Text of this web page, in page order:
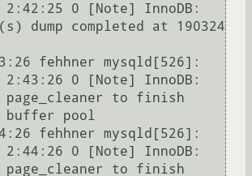
2:42:25 0 [Note] InnoDB:
dump completed at 190324
fehhner mysqld[526]:
2:43:26 0 [Note] InnoDB:
to finish
pool
fehhner mysqld[526]:
2:44:26 0 [Note] InnoDB:
to finish